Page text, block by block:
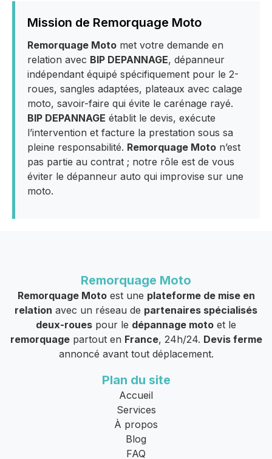
Mission de Remorquage Moto
Remorquage Moto met votre demande en
relation avec BIP DEPANNAGE, dépanneur
indépendant équipé spécifiquement pour le 2-
roues, sangles adaptées, plateaux avec calage
moto, savoir-faire qui évite le carénage rayé.
BIP DEPANNAGE établit le devis, exécute
l’intervention et facture la prestation sous sa
pleine responsabilité. Remorquage Moto n’est
pas partie au contrat ; notre rôle est de vous
éviter le dépanneur auto qui improvise sur une
moto.
Remorquage Moto
Remorquage Motoest une plateforme de mise en
relation avec un réseau de partenaires spécialisés
deux-roues pour le dépannage moto et le
remorquagepartout en France, 24h/24. Devis ferme
annoncé avant tout déplacement.
Plan du site
Accueil
Services
À propos
Blog
FAQ